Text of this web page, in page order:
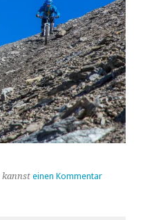
kannst einen Kommentar